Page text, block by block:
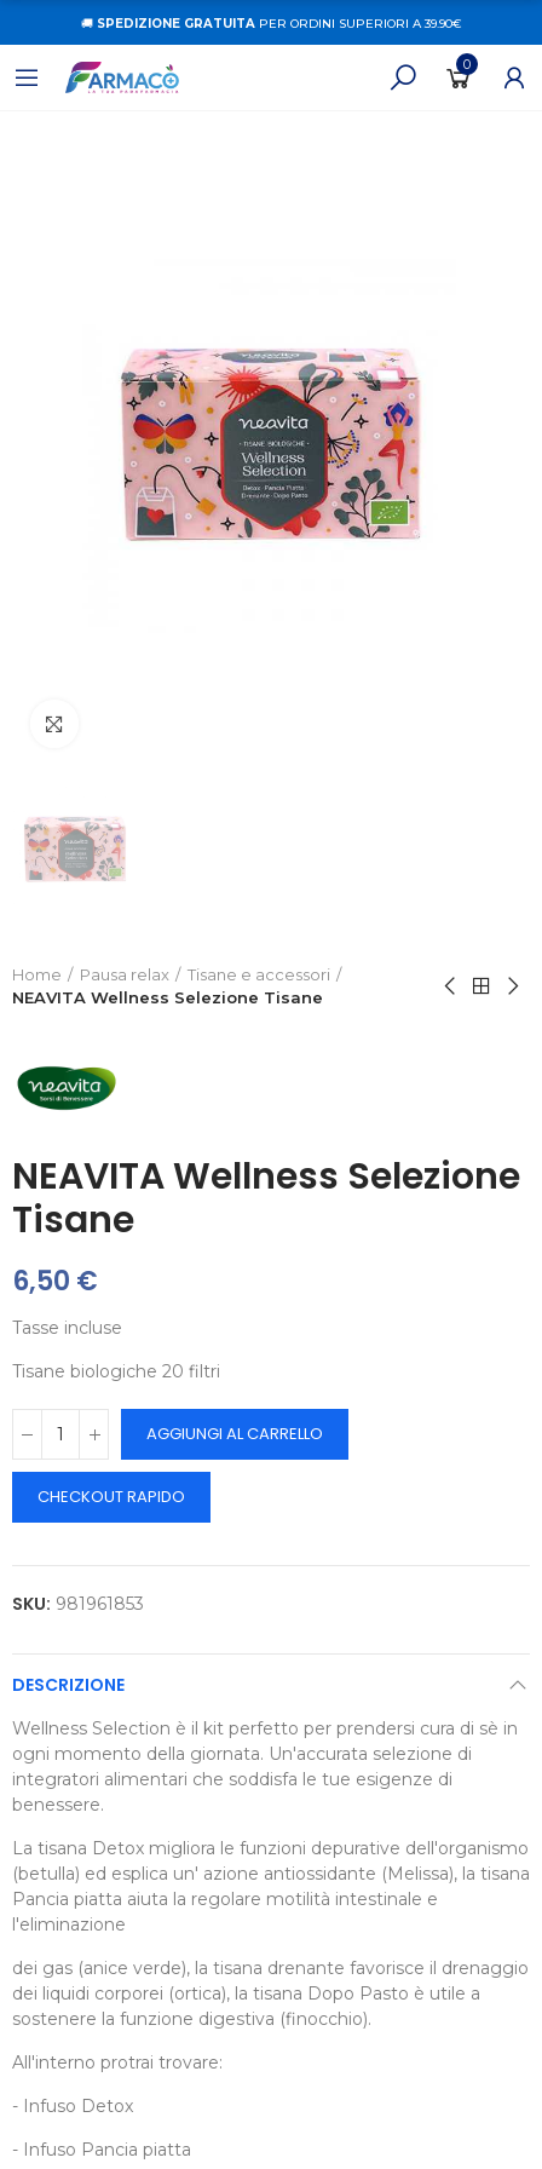
🚚 SPEDIZIONE GRATUITAPER ORDINI SUPERIORI A 39.90€
0
Home Pausa relax
Tisane e accessori
NEAVITA Wellness Selezione Tisane
NEAVITA Wellness Selezione
Tisane
6,50 €
Tasse incluse
Tisane biologiche 20 filtri
AGGIUNGI AL CARRELLO
CHECKOUT RAPIDO
SKU: 981961853
DESCRIZIONE
Wellness Selection è il kit perfetto per prendersi cura di sè in
ogni momento della giornata. Un'accurata selezione di
integratori alimentari che soddisfa le tue esigenze di
benessere.
La tisana Detox migliora le funzioni depurative dell'organismo
(betulla) ed esplica un' azione antiossidante (Melissa), la tisana
Pancia piatta aiuta la regolare motilità intestinale e
l'eliminazione
dei gas (anice verde), la tisana drenante favorisce il drenaggio
dei liquidi corporei (ortica), la tisana Dopo Pasto è utile a
sostenere la funzione digestiva (finocchio).
All'interno protrai trovare:
- Infuso Detox
- Infuso Pancia piatta